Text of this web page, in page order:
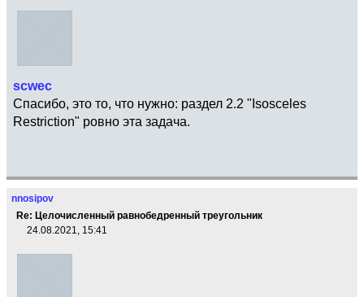
scwec
Спасибо, это то, что нужно: раздел 2.2 "Isosceles
Restriction" ровно эта задача.
nnosipov
Re: Целочисленный равнобедренный треугольник
24.08.2021, 15:41